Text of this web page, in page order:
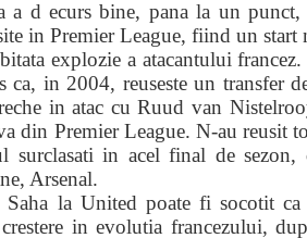
a d ecurs bine, pana la un
in Premier League, fiind un start
explozie a atacantului
ca, in 2004, reuseste un transfer
in atac cu Ruud van
din Premier League. N-au reusit
surclasati in acel final de
Arsenal.
la United poate fi socotit
in evolutia francezului,